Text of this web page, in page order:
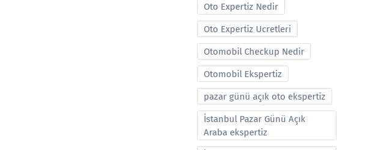
Oto Expertiz Nedir
Oto Expertiz Ucretleri
Otomobil Checkup Nedir
Otomobil Ekspertiz
pazar günü açık oto ekspertiz
İstanbul Pazar Günü Açık
Araba ekspertiz